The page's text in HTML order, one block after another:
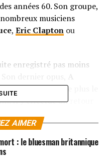
années 60. Son groupe,
musiciens
, Eric Claptonou
enregistré pas moins
revèle une fois de plus le
Il y effectue un retour
country et R’n’B).
(Texas), de Greg
Jay Davenport à la
Mayall développe sur
AIMER
: le bluesman britannique